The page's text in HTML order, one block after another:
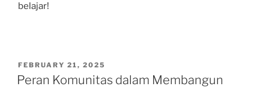
belajar!
POSTED
ON
FEBRUARY 21, 2025
Peran Komunitas dalam Membangun